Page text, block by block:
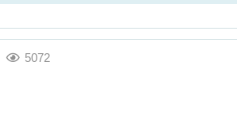
5072